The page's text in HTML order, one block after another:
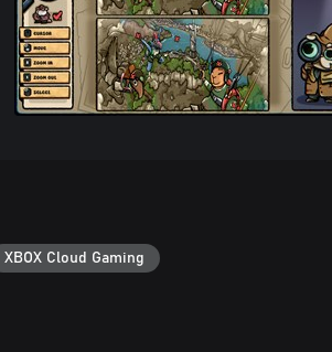
XBOX Cloud Gaming